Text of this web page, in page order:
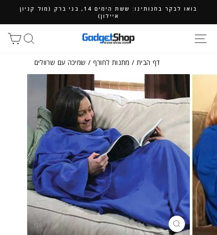
בואו לבקר בחנותינו: ששת הימים 14, בני ברק (מול קניון
איילון)
חיפוש
דף הבית / מתנות לחורף / שמיכה עם שרוולים
סגירה